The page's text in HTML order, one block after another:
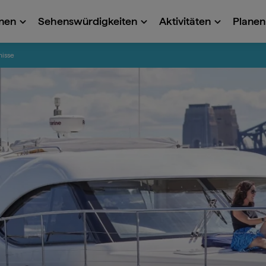
Sehenswürdigkeiten Aktivitäten